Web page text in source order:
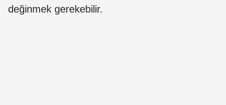
değinmek gerekebilir.